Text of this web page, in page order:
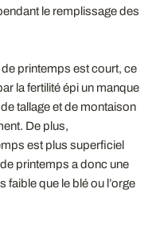
le remplissage des
printemps est court, ce
la fertilité épi un manque
tallage et de montaison
De plus,
est plus superficiel
de printemps a donc une
faible que le blé ou l’orge